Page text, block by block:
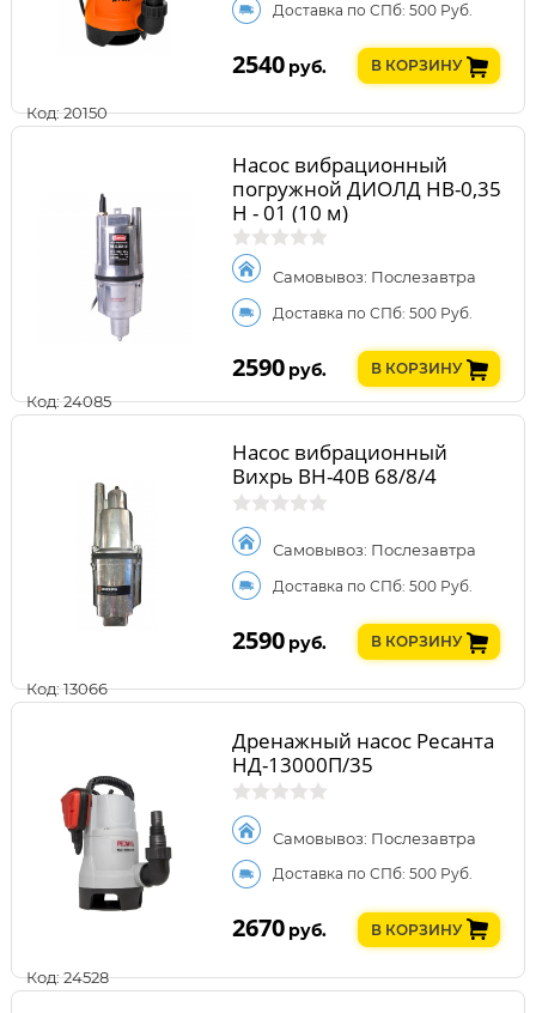
Код: 20150
Доставка по СПб: 500 Руб.
2540 руб. В КОРЗИНУ
Код: 24085
Насос вибрационный
погружной ДИОЛД НВ-0,35
Н - 01 (10 м)
Самовывоз: Послезавтра
Доставка по СПб: 500 Руб.
2590 руб. В КОРЗИНУ
Код: 13066
Насос вибрационный
Вихрь ВН-40В 68/8/4
Самовывоз: Послезавтра
Доставка по СПб: 500 Руб.
2590 руб. В КОРЗИНУ
Код: 24528
Дренажный насос Ресанта
НД-13000П/35
Самовывоз: Послезавтра
Доставка по СПб: 500 Руб.
2670 руб. В КОРЗИНУ